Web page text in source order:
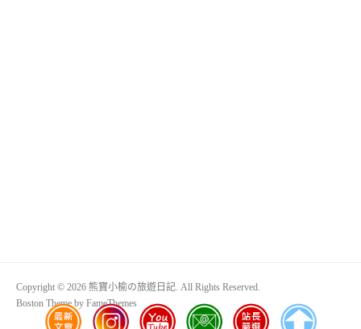
Copyright © 2026 熊寶小榆の旅遊日記. All Rights Reserved.
Boston Theme by FameThemes